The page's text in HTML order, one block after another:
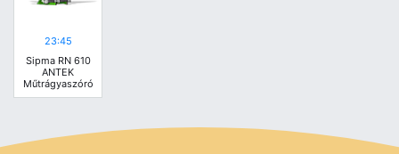
23:45
Sipma RN 610
ANTEK
Műtrágyaszóró